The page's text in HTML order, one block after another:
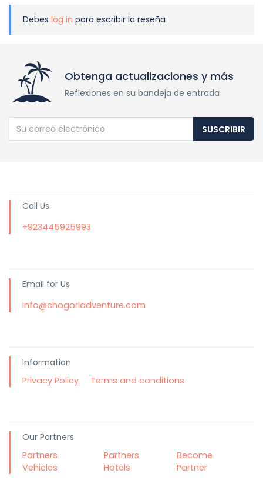
Debes log in para escribir la reseña
Obtenga actualizaciones y más
Reflexiones en su bandeja de entrada
SUSCRIBIR
Call Us
+923445925993
Email for Us
info@chogoriadventure.com
Information
Privacy Policy
Terms and conditions
Our Partners
Partners
Vehicles
Partners
Hotels
Become
Partner